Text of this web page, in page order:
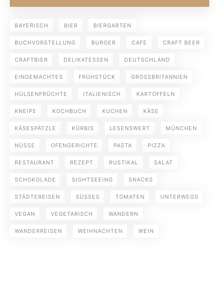
BAYERISCH BIER BIERGARTEN
BUCHVORSTELLUNG BURGER CAFE CRAFT BEER
CRAFTBIER DELIKATESSEN DEUTSCHLAND
EINGEMACHTES FRÜHSTÜCK GROSSBRITANNIEN
HÜLSENFRÜCHTE ITALIENISCH KARTOFFELN
KNEIPE KOCHBUCH KUCHEN KÄSE
KÄSESPÄTZLE KÜRBIS LESENSWERT MÜNCHEN
NÜSSE OFENGERICHTE PASTA PIZZA
RESTAURANT REZEPT RUSTIKAL SALAT
SCHOKOLADE SIGHTSEEING SNACKS
STÄDTEREISEN SÜSSES TOMATEN UNTERWEGS
VEGAN VEGETARISCH WANDERN
WANDERREISEN WEIHNACHTEN WEIN